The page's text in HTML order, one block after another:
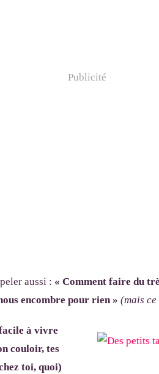
Publicité
aussi : « Comment faire du
encombre pour rien » (mais
à vivre
couloir, tes
toi, quoi)